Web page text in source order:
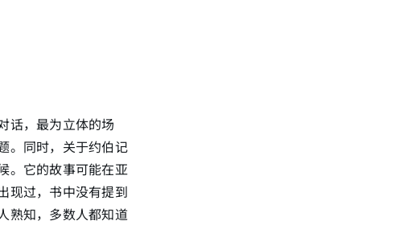
话，最为立体的场
。同时，关于约伯记
。它的故事可能在亚
现过，书中没有提到
熟知，多数人都知道